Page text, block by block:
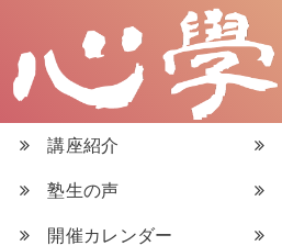
講座紹介
塾生の声
開催カレンダー